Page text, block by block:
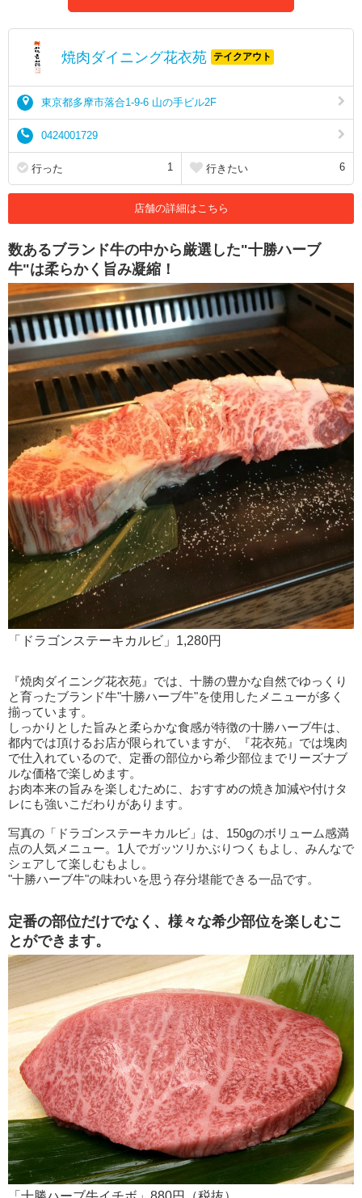
焼肉ダイニング花衣苑 テイクアウト
東京都多摩市落合1-9-6 山の手ビル2F
0424001729
行った 1 行きたい 6
店舗の詳細はこちら
数あるブランド牛の中から厳選した"十勝ハーブ
牛"は柔らかく旨み凝縮！
「ドラゴンステーキカルビ」1,280円
『焼肉ダイニング花衣苑』では、十勝の豊かな自然でゆっくり
と育ったブランド牛"十勝ハーブ牛"を使用したメニューが多く
揃っています。
しっかりとした旨みと柔らかな食感が特徴の十勝ハーブ牛は、
都内では頂けるお店が限られていますが、『花衣苑』では塊肉
で仕入れているので、定番の部位から希少部位までリーズナブ
ルな価格で楽しめます。
お肉本来の旨みを楽しむために、おすすめの焼き加減や付けタ
レにも強いこだわりがあります。
写真の「ドラゴンステーキカルビ」は、150gのボリューム感満
点の人気メニュー。1人でガッツリかぶりつくもよし、みんなで
シェアして楽しむもよし。
"十勝ハーブ牛"の味わいを思う存分堪能できる一品です。
定番の部位だけでなく、様々な希少部位を楽しむこ
とができます。